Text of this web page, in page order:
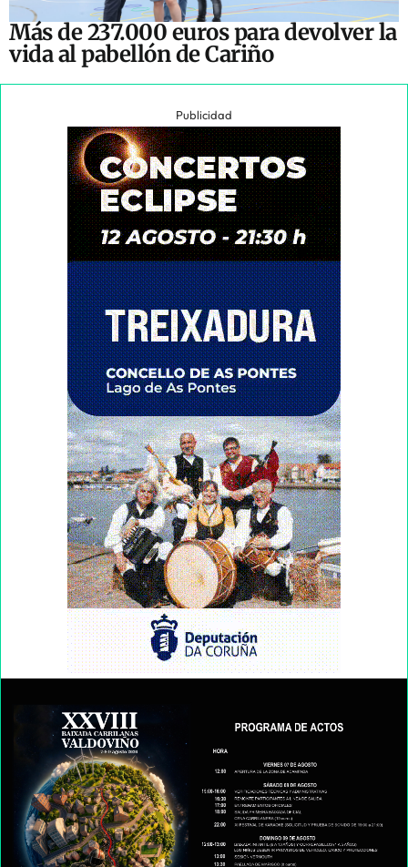
Más de 237.000 euros para devolver la
vida al pabellón de Cariño
Publicidad